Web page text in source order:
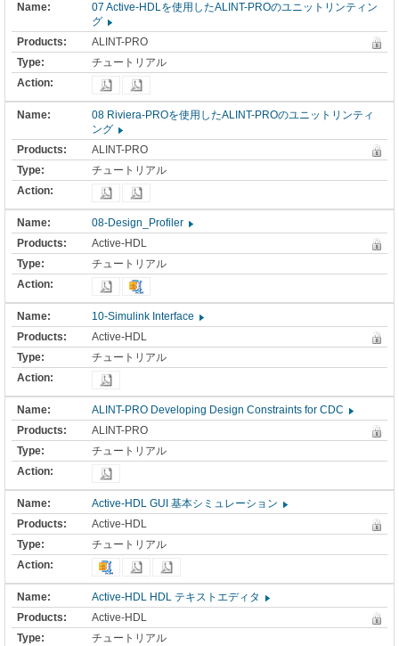
07 Active-HDLを使用したALINT-PROのユニットリンティン
グ
ALINT-PRO
チュートリアル
08 Riviera-PROを使用したALINT-PROのユニットリンティ
ング
ALINT-PRO
チュートリアル
08-Design_Profiler
Active-HDL
チュートリアル
10-Simulink Interface
Active-HDL
チュートリアル
ALINT-PRO Developing Design Constraints for CDC
ALINT-PRO
チュートリアル
Active-HDL GUI 基本シミュレーション
Active-HDL
チュートリアル
Active-HDL HDL テキストエディタ
Active-HDL
チュートリアル